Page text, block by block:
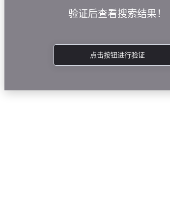
验证后查看搜索结果！
点击按钮进行验证